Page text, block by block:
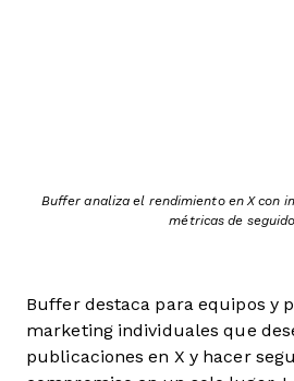
Buffer analiza el rendimiento en X con
métricas de
Buffer destaca para equipos y
marketing individuales que
publicaciones en X y hacer